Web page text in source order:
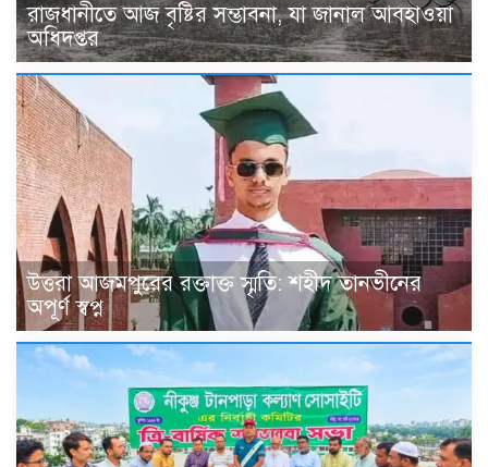
রাজধানীতে আজ বৃষ্টির সম্ভাবনা, যা জানাল আবহাওয়া
অধিদপ্তর
উত্তরা আজমপুরের রক্তাক্ত স্মৃতি: শহীদ তানভীনের
অপূর্ণ স্বপ্ন